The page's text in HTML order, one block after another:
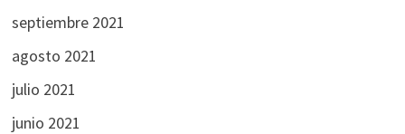
septiembre 2021
agosto 2021
julio 2021
junio 2021